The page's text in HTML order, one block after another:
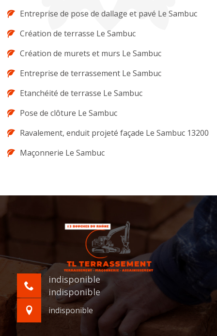
Entreprise de pose de dallage et pavé Le Sambuc
Création de terrasse Le Sambuc
Création de murets et murs Le Sambuc
Entreprise de terrassement Le Sambuc
Etanchéité de terrasse Le Sambuc
Pose de clôture Le Sambuc
Ravalement, enduit projeté façade Le Sambuc 13200
Maçonnerie Le Sambuc
indisponible
indisponible
indisponible